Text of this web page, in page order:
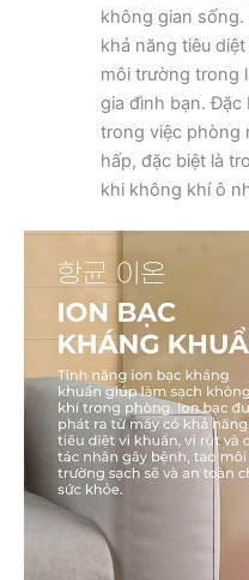
không gian
khả năng tiêu
môi trường trong
gia đình bạn. Đặc
trong việc phòng
hấp, đặc biệt là
khi không khí ô